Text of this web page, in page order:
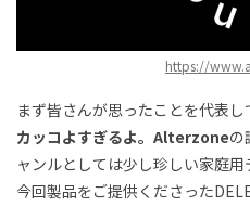
https://
まず皆さんが思ったことを代表し
カッコよすぎるよ。 Alterzoneの
ャンルとしては少し珍しい家庭用
今回製品をご提供くださった